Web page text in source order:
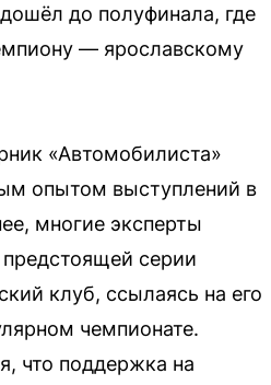
до полуфинала, где
— ярославскому
«Автомобилиста»
опытом выступлений в
многие эксперты
серии
клуб, ссылаясь на его
чемпионате.
что поддержка на